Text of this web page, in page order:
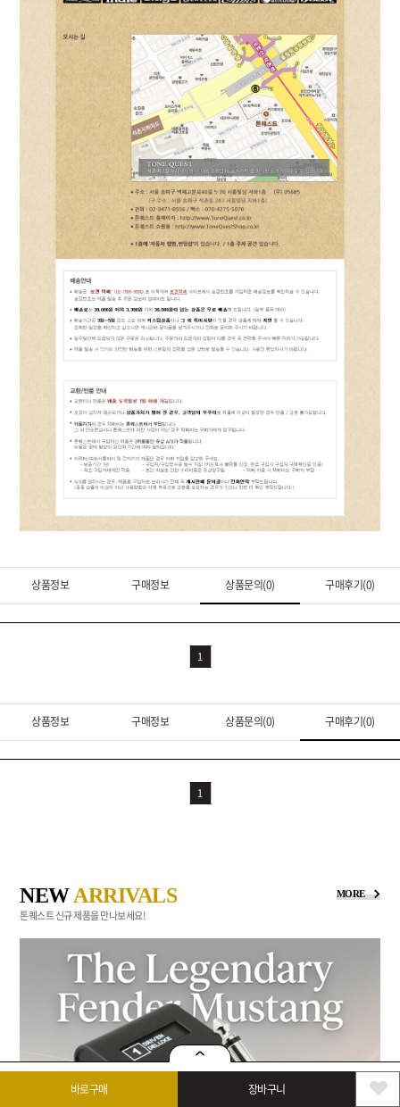
바로구매 장바구니
상품정보 구매정보 상품문의(0) 구매후기(0)
1
상품정보 구매정보 상품문의(0) 구매후기(0)
1
NEWARRIVALS MORE
톤퀘스트 신규 제품을 만나보세요!